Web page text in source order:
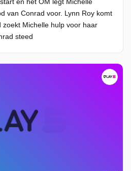
van Conrad voor. Lynn Roy komt
zoekt Michelle hulp voor haar
steed